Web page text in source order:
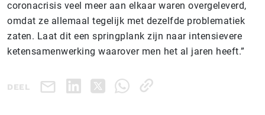
coronacrisis veel meer aan elkaar waren overgeleverd,
omdat ze allemaal tegelijk met dezelfde problematiek
zaten. Laat dit een springplank zijn naar intensievere
ketensamenwerking waarover men het al jaren heeft.”
DEEL